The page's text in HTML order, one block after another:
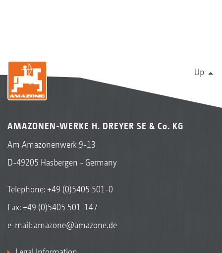
Up
AMAZONEN-WERKE H. DREYER SE & Co. KG
Am Amazonenwerk 9-13
D-49205 Hasbergen - Germany
Telephone:+49 (0)5405 501-0
Fax: +49 (0)5405 501-147
e-mail: amazone@amazone.de